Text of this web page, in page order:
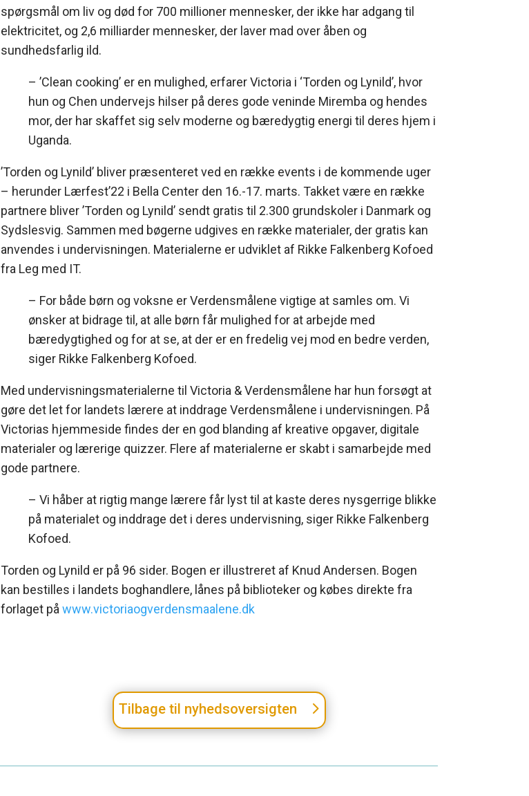
spørgsmål om liv og død for 700 millioner mennesker, der ikke har adgang til
elektricitet, og 2,6 milliarder mennesker, der laver mad over åben og
sundhedsfarlig ild.
– ’Clean cooking’ er en mulighed, erfarer Victoria i ‘Torden og Lynild’, hvor
hun og Chen undervejs hilser på deres gode veninde Miremba og hendes
mor, der har skaffet sig selv moderne og bæredygtig energi til deres hjem i
Uganda.
’Torden og Lynild’ bliver præsenteret ved en række events i de kommende uger
– herunder Lærfest’22 i Bella Center den 16.-17. marts. Takket være en række
partnere bliver ’Torden og Lynild’ sendt gratis til 2.300 grundskoler i Danmark og
Sydslesvig. Sammen med bøgerne udgives en række materialer, der gratis kan
anvendes i undervisningen. Materialerne er udviklet af Rikke Falkenberg Kofoed
fra Leg med IT.
– For både børn og voksne er Verdensmålene vigtige at samles om. Vi
ønsker at bidrage til, at alle børn får mulighed for at arbejde med
bæredygtighed og for at se, at der er en fredelig vej mod en bedre verden,
siger Rikke Falkenberg Kofoed.
Med undervisningsmaterialerne til Victoria & Verdensmålene har hun forsøgt at
gøre det let for landets lærere at inddrage Verdensmålene i undervisningen. På
Victorias hjemmeside findes der en god blanding af kreative opgaver, digitale
materialer og lærerige quizzer. Flere af materialerne er skabt i samarbejde med
gode partnere.
– Vi håber at rigtig mange lærere får lyst til at kaste deres nysgerrige blikke
på materialet og inddrage det i deres undervisning, siger Rikke Falkenberg
Kofoed.
Torden og Lynild er på 96 sider. Bogen er illustreret af Knud Andersen. Bogen
kan bestilles i landets boghandlere, lånes på biblioteker og købes direkte fra
forlaget på www.victoriaogverdensmaalene.dk
Tilbage til nyhedsoversigten